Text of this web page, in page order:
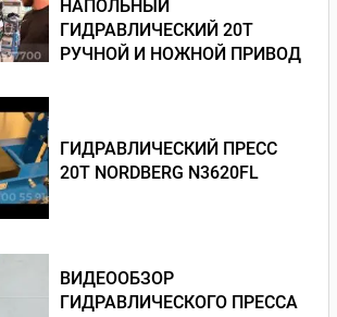
НАПОЛЬНЫЙ
ГИДРАВЛИЧЕСКИЙ 20Т
РУЧНОЙ И НОЖНОЙ ПРИВОД
ГИДРАВЛИЧЕСКИЙ ПРЕСС
20Т NORDBERG N3620FL
ВИДЕООБЗОР
ГИДРАВЛИЧЕСКОГО ПРЕССА